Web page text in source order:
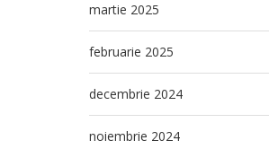
martie 2025
februarie 2025
decembrie 2024
noiembrie 2024